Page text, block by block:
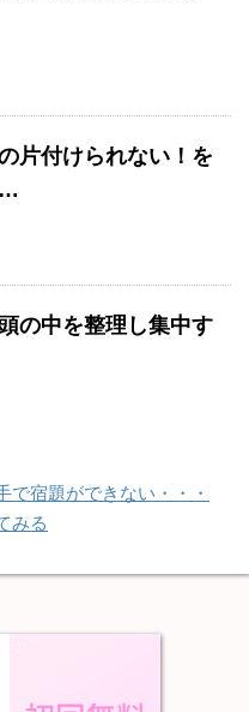
片付けられない！を
…
の中を整理し集中す
で宿題ができない・・・
みる